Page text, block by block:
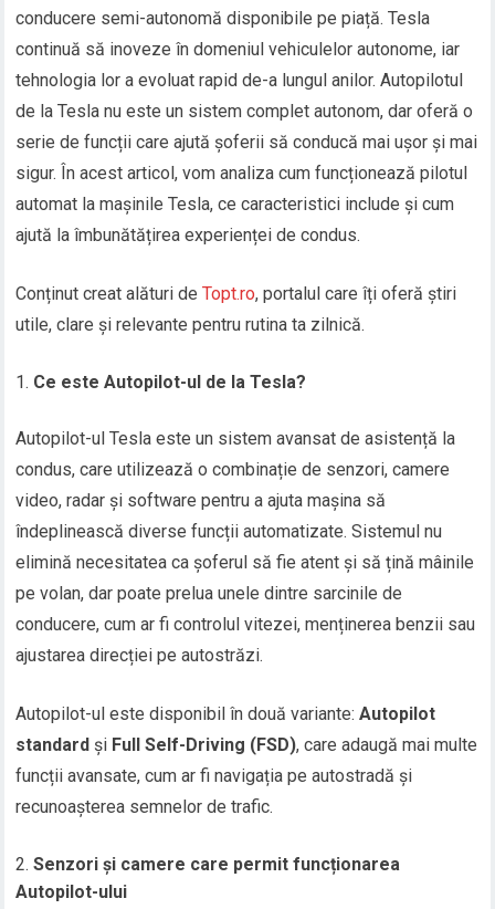
conducere semi-autonomă disponibile pe piață. Tesla
continuă să inoveze în domeniul vehiculelor autonome, iar
tehnologia lor a evoluat rapid de-a lungul anilor. Autopilotul
de la Tesla nu este un sistem complet autonom, dar oferă o
serie de funcții care ajută șoferii să conducă mai ușor și mai
sigur. În acest articol, vom analiza cum funcționează pilotul
automat la mașinile Tesla, ce caracteristici include și cum
ajută la îmbunătățirea experienței de condus.
Conținut creat alături deTopt.ro, portalul care îți oferă știri
utile, clare și relevante pentru rutina ta zilnică.
Ce este Autopilot-ul de la Tesla?
Autopilot-ul Tesla este un sistem avansat de asistență la
condus, care utilizează o combinație de senzori, camere
video, radar și software pentru a ajuta mașina să
îndeplinească diverse funcții automatizate. Sistemul nu
elimină necesitatea ca șoferul să fie atent și să țină mâinile
pe volan, dar poate prelua unele dintre sarcinile de
conducere, cum ar fi controlul vitezei, menținerea benzii sau
ajustarea direcției pe autostrăzi.
Autopilot-ul este disponibil în două variante:Autopilot
standard și Full Self-Driving (FSD), care adaugă mai multe
funcții avansate, cum ar fi navigația pe autostradă și
recunoașterea semnelor de trafic.
Senzori și camere care permit funcționarea
Autopilot-ului